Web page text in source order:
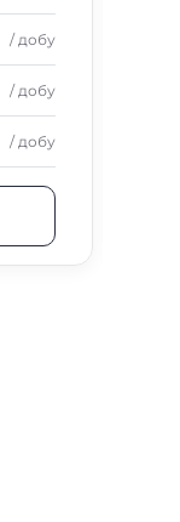
/ добу
/ добу
/ добу